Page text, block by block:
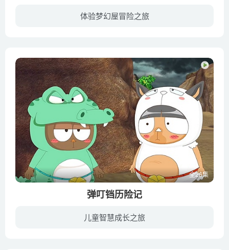
体验梦幻屋冒险之旅
全26集
弹叮铛历险记
儿童智慧成长之旅